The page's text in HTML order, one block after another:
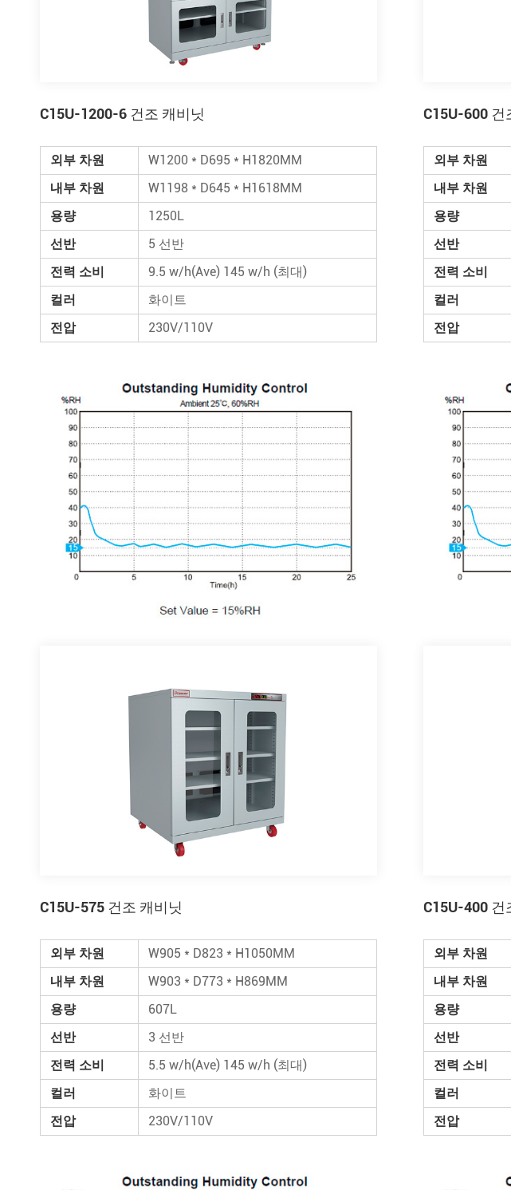
C15U-1200-6 건조 캐비닛
외부 차원
W1200 * D695 * H1820MM
내부 차원
W1198 * D645 * H1618MM
용량
1250L
선반
5 선반
전력 소비
9.5 w/h(Ave) 145 w/h (최대)
컬러
화이트
전압
230V/110V
C15U-600 건
외부 차원
내부 차원
용량
선반
전력 소비
컬러
전압
C15U-575 건조 캐비닛
외부 차원
W905 * D823 * H1050MM
내부 차원
W903 * D773 * H869MM
용량
607L
선반
3 선반
전력 소비
5.5 w/h(Ave) 145 w/h (최대)
컬러
화이트
전압
230V/110V
C15U-400 건
외부 차원
내부 차원
용량
선반
전력 소비
컬러
전압